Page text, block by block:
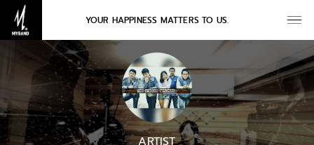
YOUR HAPPINESS MATTERS TO US.
ARTIST